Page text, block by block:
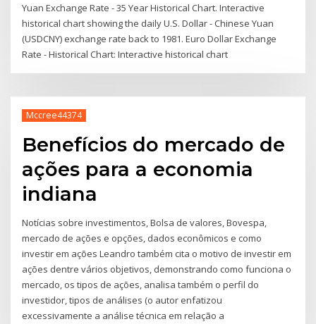
Yuan Exchange Rate - 35 Year Historical Chart. Interactive
historical chart showing the daily U.S. Dollar - Chinese Yuan
(USDCNY) exchange rate back to 1981. Euro Dollar Exchange
Rate - Historical Chart: Interactive historical chart
Mccree44374
Benefícios do mercado de
ações para a economia
indiana
Notícias sobre investimentos, Bolsa de valores, Bovespa,
mercado de ações e opções, dados econômicos e como
investir em ações Leandro também cita o motivo de investir em
ações dentre vários objetivos, demonstrando como funciona o
mercado, os tipos de ações, analisa também o perfil do
investidor, tipos de análises (o autor enfatizou
excessivamente a análise técnica em relação a